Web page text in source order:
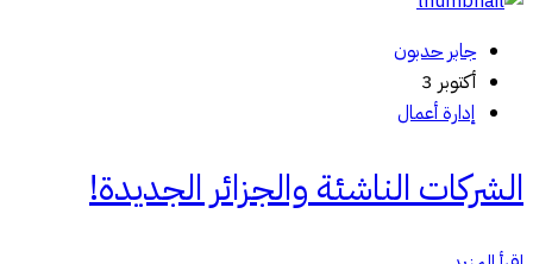
جابر حدبون
أكتوبر 3
إدارة أعمال
الشركات الناشئة والجزائر الجديدة!